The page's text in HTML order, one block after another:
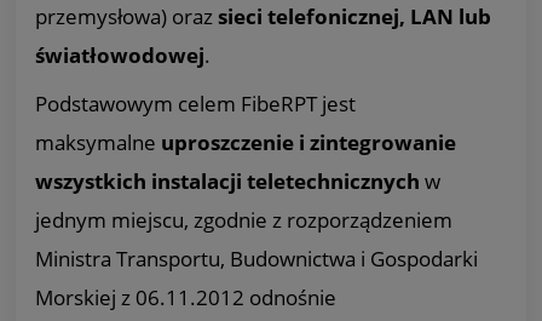
przemysłowa) orazsieci telefonicznej, LAN lub
światłowodowej.
Podstawowym celem FibeRPT jest
maksymalne uproszczenie i zintegrowanie
wszystkich instalacji teletechnicznych w
jednym miejscu, zgodnie z rozporządzeniem
Ministra Transportu, Budownictwa i Gospodarki
Morskiej z 06.11.2012 odnośnie